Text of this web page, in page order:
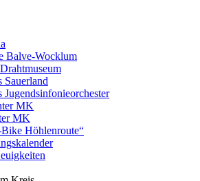
Balve-Wocklum
Sauerland
Jugendsinfonieorchester
MK
MK
Höhlenroute“